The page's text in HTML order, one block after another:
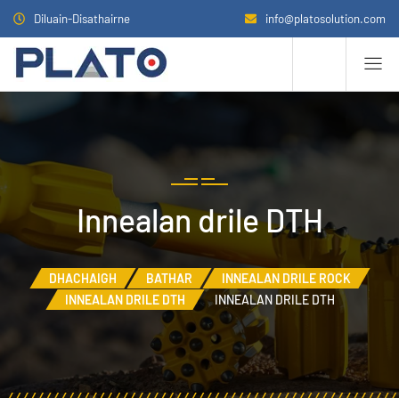
Diluain-Disathairne info@platosolution.com
Innealan drile DTH
DHACHAIGH BATHAR
INNEALAN DRILE ROCK
INNEALAN DRILE DTH
INNEALAN DRILE DTH